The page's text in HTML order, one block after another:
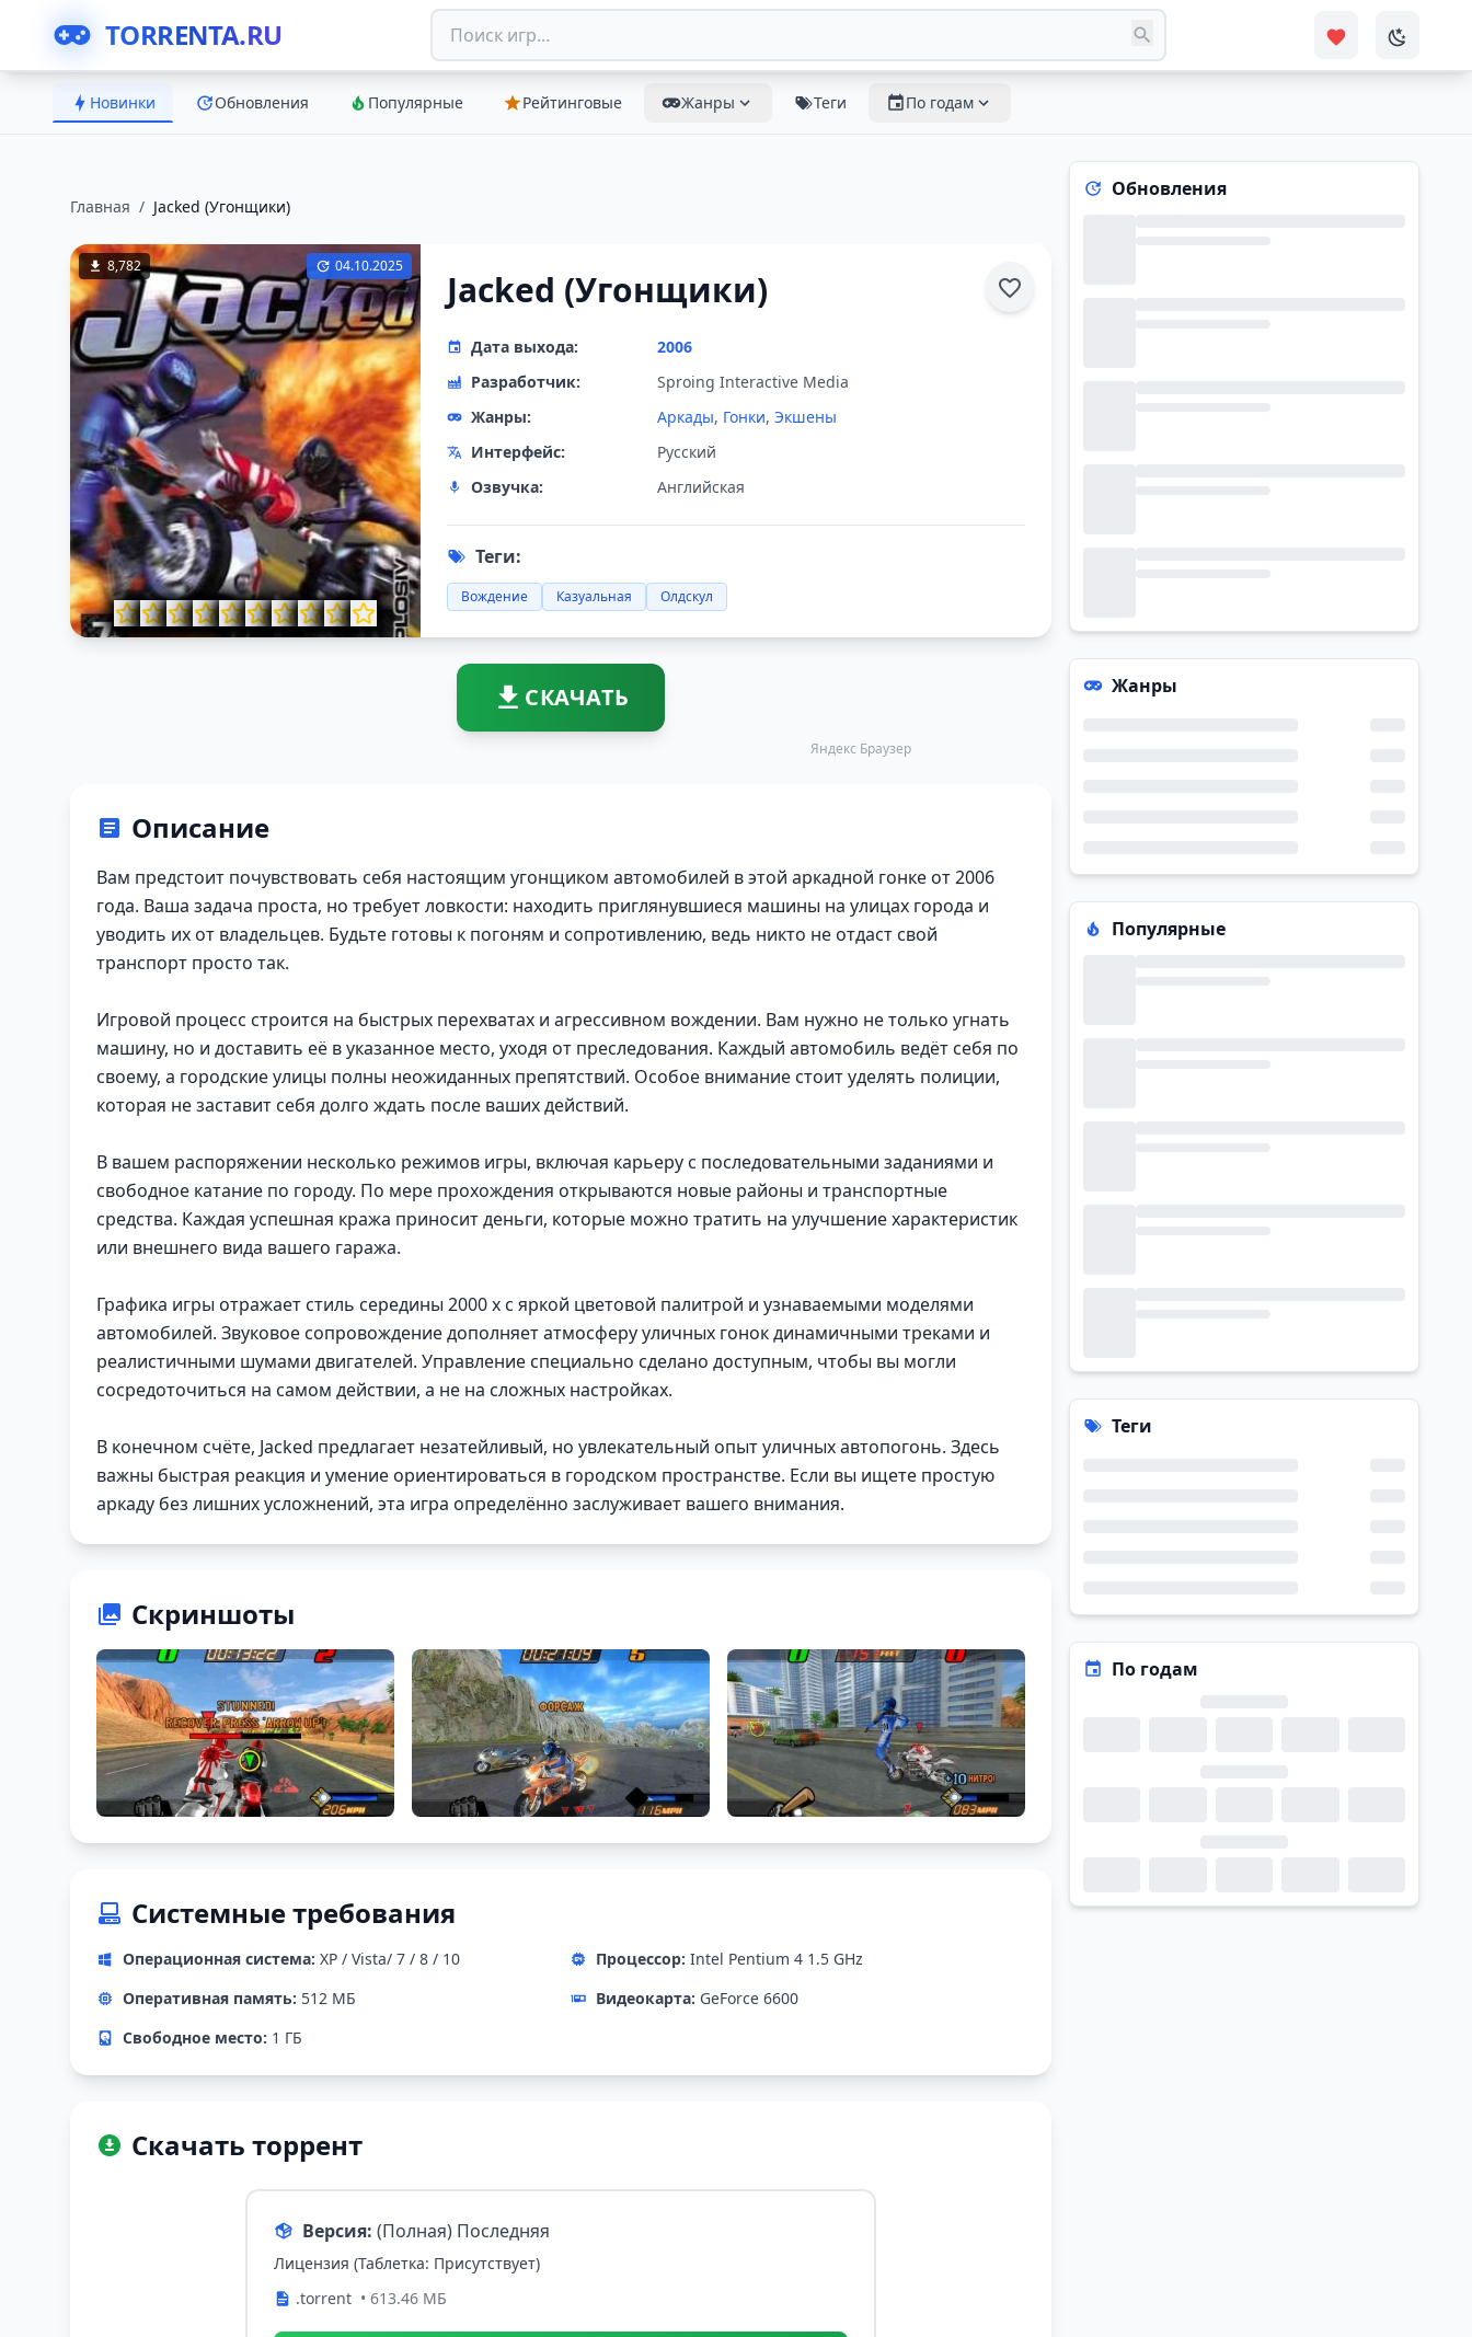
TORRENTA.RU
Новинки Обновления Популярные Рейтинговые Жанры Теги По годам
Главная / Jacked (Угонщики)
8,782 04.10.2025
Jacked (Угонщики)
Дата выхода:
2006
Разработчик:
Sproing Interactive Media
Жанры:
Аркады, Гонки, Экшены
Интерфейс:
Русский
Озвучка:
Английская
Теги:
Вождение Казуальная Олдскул
СКАЧАТЬ
Яндекс Браузер
Описание
Вам предстоит почувствовать себя настоящим угонщиком автомобилей в этой аркадной гонке от 2006
года. Ваша задача проста, но требует ловкости: находить приглянувшиеся машины на улицах города и
уводить их от владельцев. Будьте готовы к погоням и сопротивлению, ведь никто не отдаст свой
транспорт просто так.
Игровой процесс строится на быстрых перехватах и агрессивном вождении. Вам нужно не только угнать
машину, но и доставить её в указанное место, уходя от преследования. Каждый автомобиль ведёт себя по
своему, а городские улицы полны неожиданных препятствий. Особое внимание стоит уделять полиции,
которая не заставит себя долго ждать после ваших действий.
В вашем распоряжении несколько режимов игры, включая карьеру с последовательными заданиями и
свободное катание по городу. По мере прохождения открываются новые районы и транспортные
средства. Каждая успешная кража приносит деньги, которые можно тратить на улучшение характеристик
или внешнего вида вашего гаража.
Графика игры отражает стиль середины 2000 х с яркой цветовой палитрой и узнаваемыми моделями
автомобилей. Звуковое сопровождение дополняет атмосферу уличных гонок динамичными треками и
реалистичными шумами двигателей. Управление специально сделано доступным, чтобы вы могли
сосредоточиться на самом действии, а не на сложных настройках.
В конечном счёте, Jacked предлагает незатейливый, но увлекательный опыт уличных автопогонь. Здесь
важны быстрая реакция и умение ориентироваться в городском пространстве. Если вы ищете простую
аркаду без лишних усложнений, эта игра определённо заслуживает вашего внимания.
Скриншоты
Системные требования
Операционная система: XP / Vista/ 7 / 8 / 10 Процессор: Intel Pentium 4 1.5 GHz
Оперативная память: 512 МБ Видеокарта: GeForce 6600
Свободное место: 1 ГБ
Скачать торрент
Версия: (Полная) Последняя
Лицензия (Таблетка: Присутствует)
.torrent • 613.46 МБ
Обновления
Жанры
Популярные
Теги
По годам